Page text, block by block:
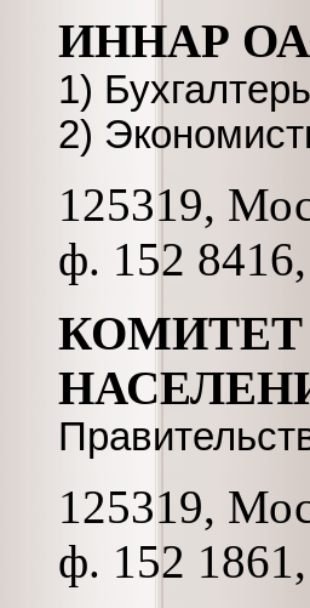
ИННАР
1)
2)
125319,
ф. 152
125319,
ф. 152